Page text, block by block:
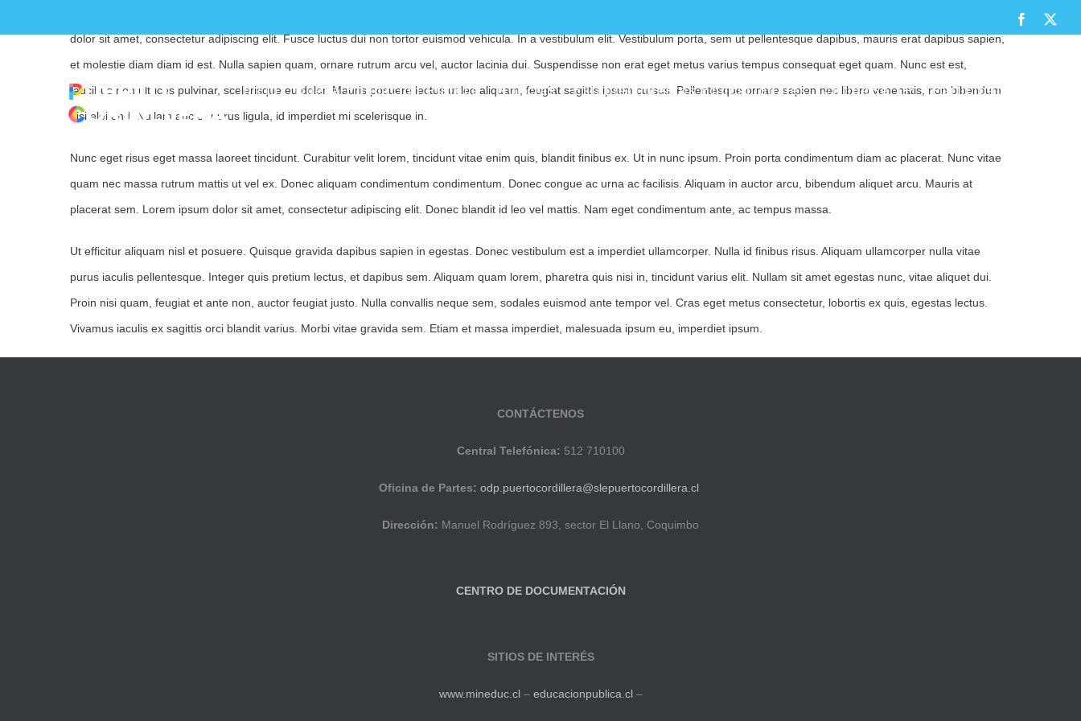
to
Facebook
Inicio Nueva Educación Pública Noticias Establecimientos Educacionales #EligeSerTP Participación
dolor sit amet, consectetur adipiscing elit. Fusce luctus dui non tortor euismod vehicula. In a vestibulum elit. Vestibulum porta, sem ut pellentesque dapibus, mauris erat dapibus sapien,
et molestie diam diam id est. Nulla sapien quam, ornare rutrum arcu vel, auctor lacinia dui. Suspendisse non erat eget metus varius tempus consequat eget quam. Nunc est est,
faucibus non ultrices pulvinar, scelerisque eu dolor. Mauris posuere lectus ut leo aliquam, feugiat sagittis ipsum cursus. Pellentesque ornare sapien nec libero venenatis, non bibendum
nisi eleifend. Nullam auctor purus ligula, id imperdiet mi scelerisque in.
Nunc eget risus eget massa laoreet tincidunt. Curabitur velit lorem, tincidunt vitae enim quis, blandit finibus ex. Ut in nunc ipsum. Proin porta condimentum diam ac placerat. Nunc vitae
quam nec massa rutrum mattis ut vel ex. Donec aliquam condimentum condimentum. Donec congue ac urna ac facilisis. Aliquam in auctor arcu, bibendum aliquet arcu. Mauris at
placerat sem. Lorem ipsum dolor sit amet, consectetur adipiscing elit. Donec blandit id leo vel mattis. Nam eget condimentum ante, ac tempus massa.
Ut efficitur aliquam nisl et posuere. Quisque gravida dapibus sapien in egestas. Donec vestibulum est a imperdiet ullamcorper. Nulla id finibus risus. Aliquam ullamcorper nulla vitae
purus iaculis pellentesque. Integer quis pretium lectus, et dapibus sem. Aliquam quam lorem, pharetra quis nisi in, tincidunt varius elit. Nullam sit amet egestas nunc, vitae aliquet dui.
Proin nisi quam, feugiat et ante non, auctor feugiat justo. Nulla convallis neque sem, sodales euismod ante tempor vel. Cras eget metus consectetur, lobortis ex quis, egestas lectus.
Vivamus iaculis ex sagittis orci blandit varius. Morbi vitae gravida sem. Etiam et massa imperdiet, malesuada ipsum eu, imperdiet ipsum.
CONTÁCTENOS
Central Telefónica: 512 710100
Oficina de Partes: odp.puertocordillera@slepuertocordillera.cl
Dirección: Manuel Rodríguez 893, sector El Llano, Coquimbo
CENTRO DE DOCUMENTACIÓN
SITIOS DE INTERÉS
www.mineduc.cl – educacionpublica.cl –